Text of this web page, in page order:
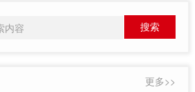
更多>>